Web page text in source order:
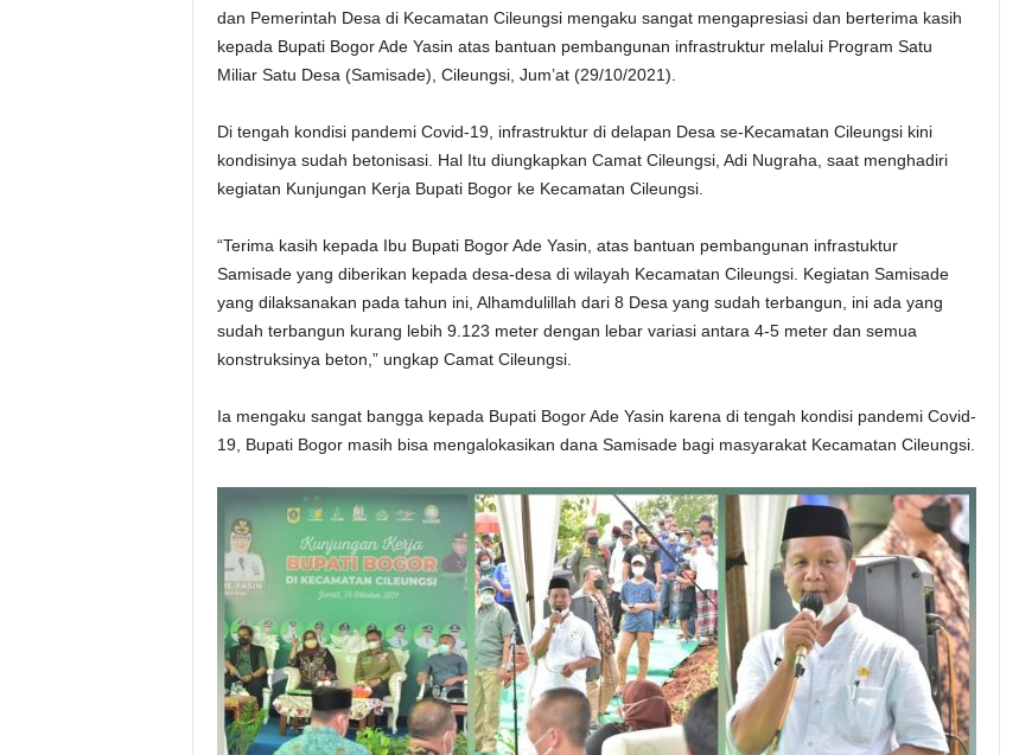
dan Pemerintah Desa di Kecamatan Cileungsi mengaku sangat mengapresiasi dan berterima kasih
kepada Bupati Bogor Ade Yasin atas bantuan pembangunan infrastruktur melalui Program Satu
Miliar Satu Desa (Samisade), Cileungsi, Jum’at (29/10/2021).
Di tengah kondisi pandemi Covid-19, infrastruktur di delapan Desa se-Kecamatan Cileungsi kini
kondisinya sudah betonisasi. Hal Itu diungkapkan Camat Cileungsi, Adi Nugraha, saat menghadiri
kegiatan Kunjungan Kerja Bupati Bogor ke Kecamatan Cileungsi.
“Terima kasih kepada Ibu Bupati Bogor Ade Yasin, atas bantuan pembangunan infrastuktur
Samisade yang diberikan kepada desa-desa di wilayah Kecamatan Cileungsi. Kegiatan Samisade
yang dilaksanakan pada tahun ini, Alhamdulillah dari 8 Desa yang sudah terbangun, ini ada yang
sudah terbangun kurang lebih 9.123 meter dengan lebar variasi antara 4-5 meter dan semua
konstruksinya beton,” ungkap Camat Cileungsi.
Ia mengaku sangat bangga kepada Bupati Bogor Ade Yasin karena di tengah kondisi pandemi Covid-
19, Bupati Bogor masih bisa mengalokasikan dana Samisade bagi masyarakat Kecamatan Cileungsi.